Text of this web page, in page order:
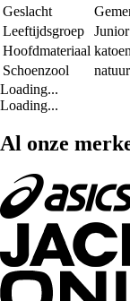
Geslacht
Leeftijdsgroep
Junior
Hoofdmateriaal katoen
Schoenzool
Loading...
Loading...
Al onze